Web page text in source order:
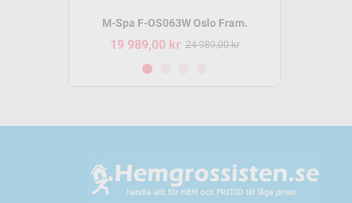
M-Spa F-OS063W Oslo Fram.
19 989,00 kr 24 989,00 kr